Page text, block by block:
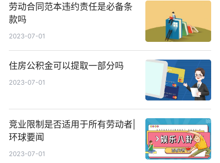
劳动合同范本违约责任是必备条
款吗
2023-07-01
住房公积金可以提取一部分吗
2023-07-01
竞业限制是否适用于所有劳动者|
环球要闻
2023-07-01